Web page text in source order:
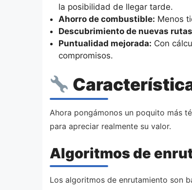
la posibilidad de llegar tarde.
Ahorro de combustible: Menos
Descubrimiento de nuevas
Puntualidad mejorada: Con
compromisos.
Ahora pongámonos un poquito más
para apreciar realmente su valor.
Algoritmos de
Los algoritmos de enrutamiento son